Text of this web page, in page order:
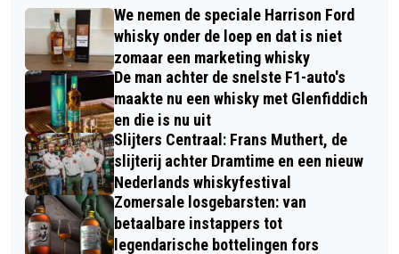
We nemen de speciale Harrison Ford
whisky onder de loep en dat is niet
zomaar een marketing whisky
De man achter de snelste F1-auto's
maakte nu een whisky met Glenfiddich
en die is nu uit
Slijters Centraal: Frans Muthert, de
slijterij achter Dramtime en een nieuw
Nederlands whiskyfestival
Zomersale losgebarsten: van
betaalbare instappers tot
legendarische bottelingen fors